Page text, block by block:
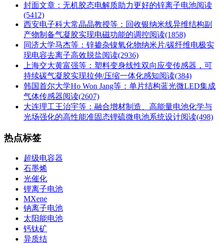
封面文章：无机胶态电解质助力更好的锌离子电池阅读
(5412)
西安电子科大常晶晶教授等：回收银纳米线异维结构副
产物制备气凝胶实现电磁功能的调控阅读(1858)
同济大学马杰等：锌掺杂镍氧化物纳米片/碳纤维电极实
现电容去离子高效脱盐阅读(2936)
上海交大黄富强等：塑料变身线性双向应变传感器，可
持续碳气凝胶实现拉伸/压缩一体化感知阅读(384)
韩国首尔大学Ho Won Jang等：单片结构蓝光微LED集成
气体传感器阅读(2607)
大连理工王治宇等：融合增材制造、高能量电池化学与
光场强化的高性能准固态锂硫微电池系统设计阅读(498)
热点标签
超级电容器
石墨烯
光催化
锂离子电池
MXene
钠离子电池
太阳能电池
钙钛矿
异质结